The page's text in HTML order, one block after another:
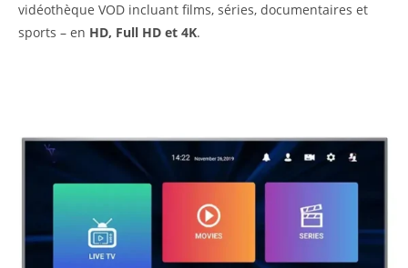
vidéothèque VOD incluant films, séries, documentaires et
sports – en HD, Full HD et 4K.